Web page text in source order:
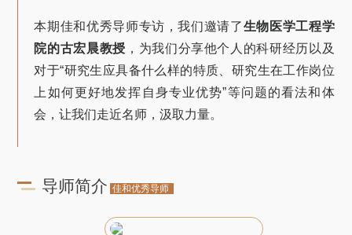
本期佳和优秀导师专访，我们邀请了生物医学工程学
院的古宏晨教授 ，为我们分享他个人的科研经历以及
对于“研究生应具备什么样的特质、研究生在工作岗位
上如何更好地发挥自身专业优势”等问题的看法和体
会，让我们走近名师，汲取力量。
导师简介 佳和优秀导师